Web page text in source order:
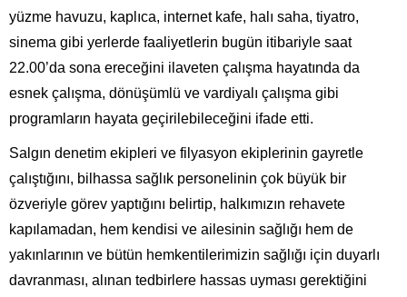
yüzme havuzu, kaplıca, internet kafe, halı saha, tiyatro,
sinema gibi yerlerde faaliyetlerin bugün itibariyle saat
22.00’da sona ereceğini ilaveten çalışma hayatında da
esnek çalışma, dönüşümlü ve vardiyalı çalışma gibi
programların hayata geçirilebileceğini ifade etti.
Salgın denetim ekipleri ve filyasyon ekiplerinin gayretle
çalıştığını, bilhassa sağlık personelinin çok büyük bir
özveriyle görev yaptığını belirtip, halkımızın rehavete
kapılamadan, hem kendisi ve ailesinin sağlığı hem de
yakınlarının ve bütün hemkentilerimizin sağlığı için duyarlı
davranması, alınan tedbirlere hassas uyması gerektiğini